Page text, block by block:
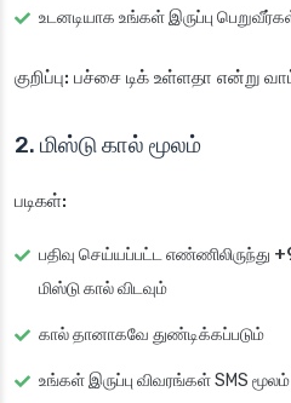
உடனடியாக உங்கள் இருப்பு
குறிப்பு: பச்சை டிக் உள்ளதா என்று
2. மிஸ்டு கால் மூலம்
படிகள்:
பதிவு செய்யப்பட்ட எண்ணிலிருந்து
மிஸ்டு கால் விடவும்
கால் தானாகவே துண்டிக்கப்படும்
உங்கள் இருப்பு விவரங்கள் SMS